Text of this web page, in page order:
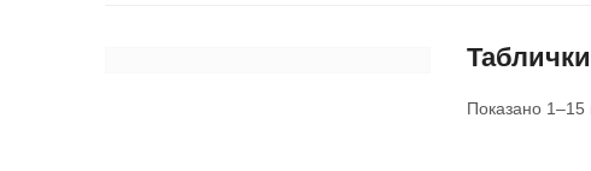
Показано 1–15